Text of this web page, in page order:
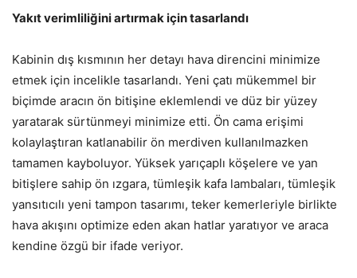
Yakıt verimliliğini artırmak için tasarlandı
Kabinin dış kısmının her detayı hava direncini minimize
etmek için incelikle tasarlandı. Yeni çatı mükemmel bir
biçimde aracın ön bitişine eklemlendi ve düz bir yüzey
yaratarak sürtünmeyi minimize etti. Ön cama erişimi
kolaylaştıran katlanabilir ön merdiven kullanılmazken
tamamen kayboluyor. Yüksek yarıçaplı köşelere ve yan
bitişlere sahip ön ızgara, tümleşik kafa lambaları, tümleşik
yansıtıcılı yeni tampon tasarımı, teker kemerleriyle birlikte
hava akışını optimize eden akan hatlar yaratıyor ve araca
kendine özgü bir ifade veriyor.